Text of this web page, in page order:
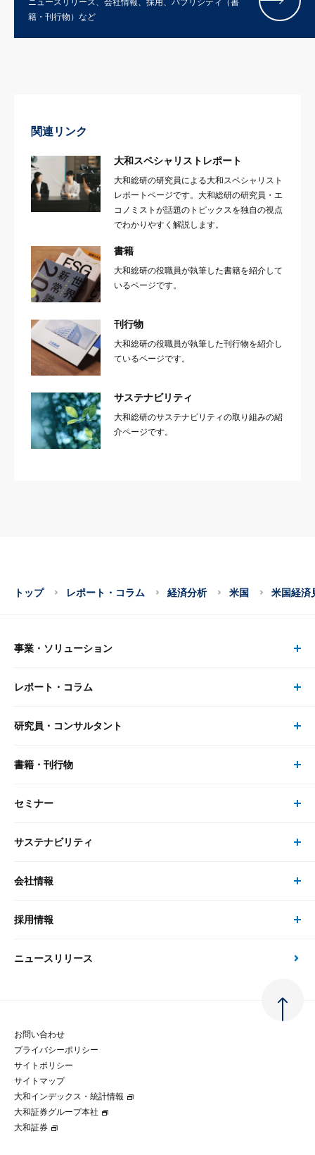
籍・刊行物）など
関連リンク
大和スペシャリストレポート
大和総研の研究員による大和スペシャリスト
レポートページです。大和総研の研究員・エ
コノミストが話題のトピックスを独自の視点
でわかりやすく解説します。
書籍
大和総研の役職員が執筆した書籍を紹介して
いるページです。
刊行物
大和総研の役職員が執筆した刊行物を紹介し
ているページです。
サステナビリティ
大和総研のサステナビリティの取り組みの紹
介ページです。
トップ レポート・コラム 経済分析 米国 米国経済
事業・ソリューション
事業・ソリューション トップ
リサーチ
大和総研の強み
先端テクノロジーに基づく新たな価値の創出
レポート・コラム
レポート・コラム トップ
最新のレポート・コラム
政策分析
金融経済教育等
コラム
研究員・コンサルタント
研究員・コンサルタント トップ
研究員
書籍・刊行物
書籍・刊行物 トップ
書籍
セミナー
セミナー トップ
現在受付中のセミナー・イベント
サステナビリティ
サステナビリティの取り組み
次世代社会への貢献
マルチステークホルダー方針
パートナーシップ構築宣言
会社情報
会社情報 トップ
会社概要・役員一覧
大和総研の歩み
グループ会社
採用情報
採用情報 トップ
経験者採用
ニュースリリース
お問い合わせ
プライバシーポリシー
サイトポリシー
サイトマップ
大和インデックス・統計情報
大和証券グループ本社
大和証券